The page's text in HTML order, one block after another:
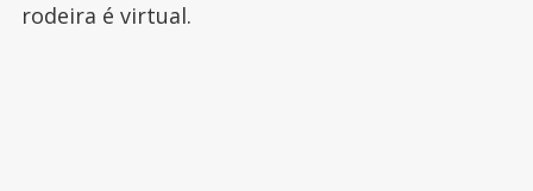
rodeira é virtual.